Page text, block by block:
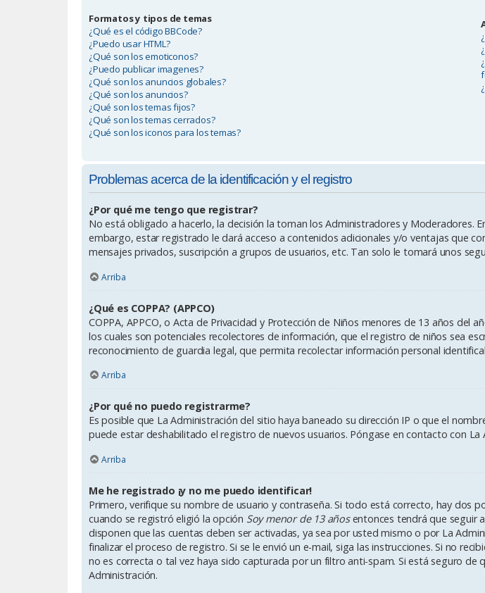
Formatos y tipos de temas
¿Qué es el código BBCode?
¿Puedo usar HTML?
¿Qué son los emoticonos?
¿Puedo publicar imagenes?
¿Qué son los anuncios globales?
¿Qué son los anuncios?
¿Qué son los temas fijos?
¿Qué son los temas cerrados?
¿Qué son los iconos para los temas?
Problemas acerca de la identificación y el registro
¿Por qué me tengo que registrar?
No está obligado a hacerlo, la decisión la toman los Administradores y Moderadores.
embargo, estar registrado le dará acceso a contenidos adicionales y/o ventajas que
mensajes privados, suscripción a grupos de usuarios, etc. Tan solo le tomará unos
Arriba
¿Qué es COPPA? (APPCO)
COPPA, APPCO, o Acta de Privacidad y Protección de Niños menores de 13 años del
los cuales son potenciales recolectores de información, que el registro de niños sea
reconocimiento de guardia legal, que permita recolectar información personal
Arriba
¿Por qué no puedo registrarme?
Es posible que La Administración del sitio haya baneado su dirección IP o que el
puede estar deshabilitado el registro de nuevos usuarios. Póngase en contacto con La
Arriba
Me he registrado ¡y no me puedo identificar!
Primero, verifique su nombre de usuario y contraseña. Si todo está correcto, hay dos
cuando se registró eligió la opción Soy menor de 13 añosentonces tendrá que seguir
disponen que las cuentas deben ser activadas, ya sea por usted mismo o por La
finalizar el proceso de registro. Si se le envió un e-mail, siga las instrucciones. Si no
no es correcta o tal vez haya sido capturada por un filtro anti-spam. Si está seguro
Administración.